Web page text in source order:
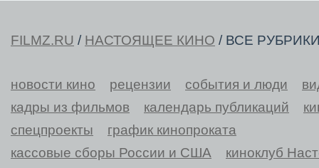
FILMZ.RU / НАСТОЯЩЕЕ КИНО / ВСЕ
новости кино рецензии события и люди
кадры из фильмов
календарь публикаций
спецпроекты
график кинопроката
кассовые сборы России и США
киноклуб